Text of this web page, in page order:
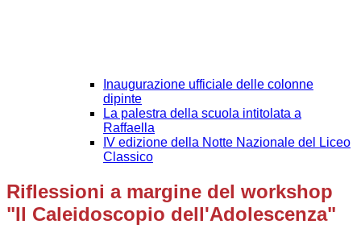
Inaugurazione ufficiale delle colonne
dipinte
La palestra della scuola intitolata a
Raffaella
IV edizione della Notte Nazionale del Liceo
Classico
Riflessioni a margine del workshop
"Il Caleidoscopio dell'Adolescenza"